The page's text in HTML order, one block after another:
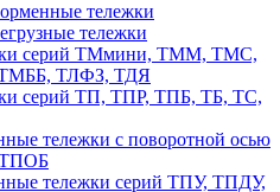
тележки
тележки
серий ТМмини, ТММ, ТМС,
ТЛФЗ, ТДЯ
серий ТП, ТПР, ТПБ, ТБ, ТС,
тележки с поворотной осью
тележки серий ТПУ, ТПДУ,